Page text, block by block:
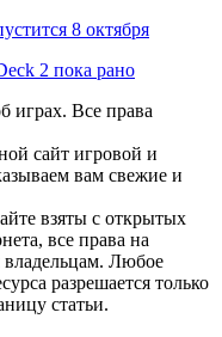
8 октября
2 пока рано
играх. Все права
сайт игровой и
вам свежие и
взяты с открытых
все права на
владельцам. Любое
разрешается только
статьи.